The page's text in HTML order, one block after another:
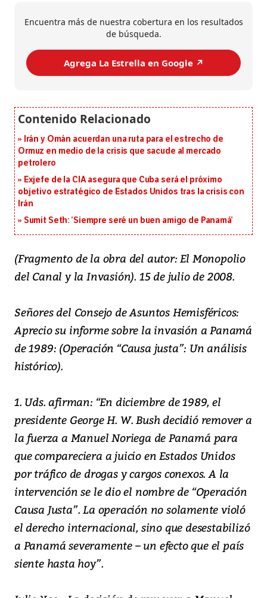
Encuentra más de nuestra cobertura en los resultados
de búsqueda.
Agrega La Estrella en Google ↗️
Irán y Omán acuerdan una ruta para el estrecho de
Ormuz en medio de la crisis que sacude al mercado
petrolero
Exjefe de la CIA asegura que Cuba será el próximo
objetivo estratégico de Estados Unidos tras la crisis con
Irán
Sumit Seth: ‘Siempre seré un buen amigo de Panamá’
(Fragmento de la obra del autor: El Monopolio
del Canal y la Invasión). 15 de julio de 2008.
Señores del Consejo de Asuntos Hemisféricos:
Aprecio su informe sobre la invasión a Panamá
de 1989: (Operación “Causa justa”: Un análisis
histórico).
1. Uds. afirman: “En diciembre de 1989, el
presidente George H. W. Bush decidió remover a
la fuerza a Manuel Noriega de Panamá para
que compareciera a juicio en Estados Unidos
por tráfico de drogas y cargos conexos. A la
intervención se le dio el nombre de “Operación
Causa Justa”. La operación no solamente violó
el derecho internacional, sino que desestabilizó
a Panamá severamente – un efecto que el país
siente hasta hoy”.